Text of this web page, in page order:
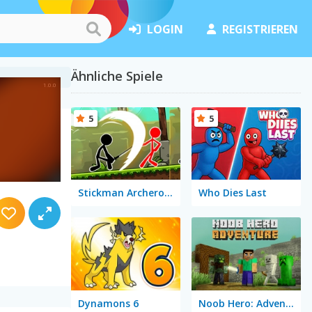
LOGIN REGISTRIEREN
Ähnliche Spiele
Stickman Archero Fight
5
Who Dies Last
5
Dynamons 6 Noob Hero: Adventure